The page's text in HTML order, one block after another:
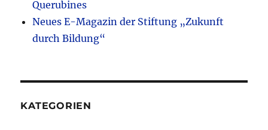
Querubines
Neues E-Magazin der Stiftung „Zukunft
durch Bildung“
KATEGORIEN